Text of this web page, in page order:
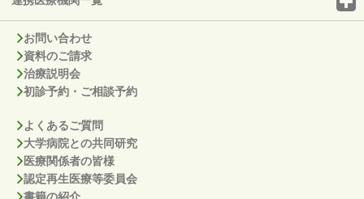
お問い合わせ
資料のご請求
治療説明会
初診予約・ご相談予約
よくあるご質問
大学病院との共同研究
医療関係者の皆様
認定再生医療等委員会